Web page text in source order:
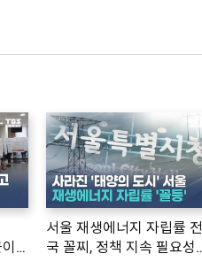
서울 재생에너지 자립률 전
국 꼴찌, 정책 지속 필요성